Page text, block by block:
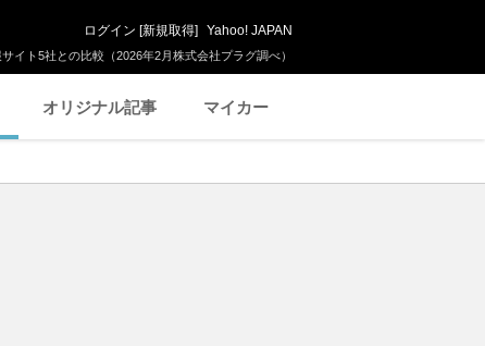
イト5社との比較（2026年2月株式会社プラグ調べ）
ログイン [新規取得] Yahoo! JAPAN
オリジナル記事 マイカー